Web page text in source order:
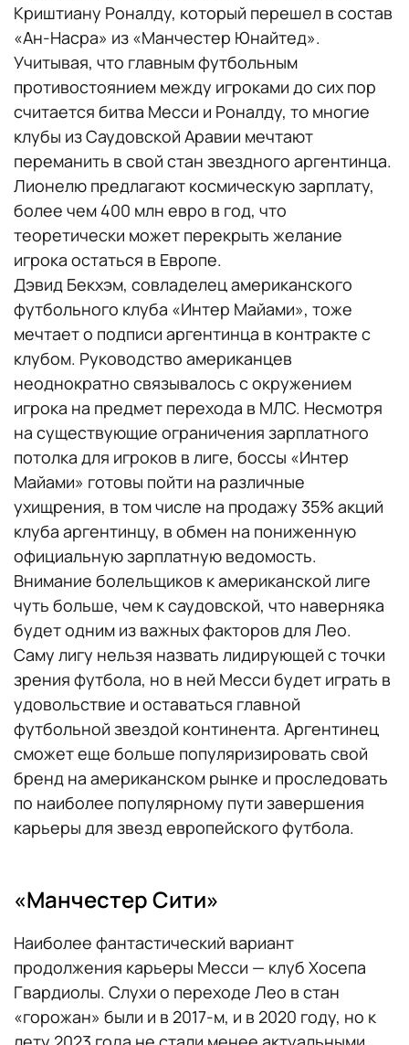
Криштиану Роналду, который перешел в состав
«Ан-Насра» из «Манчестер Юнайтед».
Учитывая, что главным футбольным
противостоянием между игроками до сих пор
считается битва Месси и Роналду, то многие
клубы из Саудовской Аравии мечтают
переманить в свой стан звездного аргентинца.
Лионелю предлагают космическую зарплату,
более чем 400 млн евро в год, что
теоретически может перекрыть желание
игрока остаться в Европе.
Дэвид Бекхэм, совладелец американского
футбольного клуба «Интер Майами», тоже
мечтает о подписи аргентинца в контракте с
клубом. Руководство американцев
неоднократно связывалось с окружением
игрока на предмет перехода в МЛС. Несмотря
на существующие ограничения зарплатного
потолка для игроков в лиге, боссы «Интер
Майами» готовы пойти на различные
ухищрения, в том числе на продажу 35% акций
клуба аргентинцу, в обмен на пониженную
официальную зарплатную ведомость.
Внимание болельщиков к американской лиге
чуть больше, чем к саудовской, что наверняка
будет одним из важных факторов для Лео.
Саму лигу нельзя назвать лидирующей с точки
зрения футбола, но в ней Месси будет играть в
удовольствие и оставаться главной
футбольной звездой континента. Аргентинец
сможет еще больше популяризировать свой
бренд на американском рынке и проследовать
по наиболее популярному пути завершения
карьеры для звезд европейского футбола.
«Манчестер Сити»
Наиболее фантастический вариант
продолжения карьеры Месси — клуб Хосепа
Гвардиолы. Слухи о переходе Лео в стан
«горожан» были и в 2017-м, и в 2020 году, но к